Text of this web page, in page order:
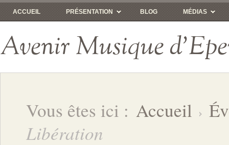
ACCUEIL PRÉSENTATION BLOG MÉDIAS
Avenir Musique
Vous êtes ici : Accueil
Libération